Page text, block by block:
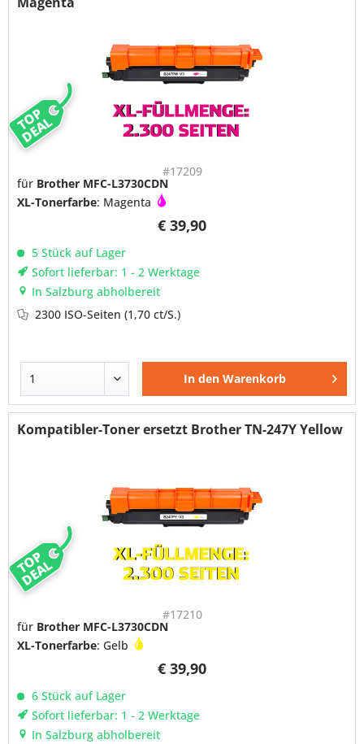
TOP
DEAL
#17209
€ 39,90
für Brother MFC-L3730CDN
XL-Tonerfarbe: Magenta
5 Stück auf Lager
Sofort lieferbar: 1 - 2 Werktage
In Salzburg abholbereit
2300 ISO-Seiten(1,70 ct/S.)
In den Warenkorb
TOP
DEAL
Kompatibler-Toner ersetzt Brother TN-247Y Yellow
#17210
€ 39,90
für Brother MFC-L3730CDN
XL-Tonerfarbe: Gelb
6 Stück auf Lager
Sofort lieferbar: 1 - 2 Werktage
In Salzburg abholbereit